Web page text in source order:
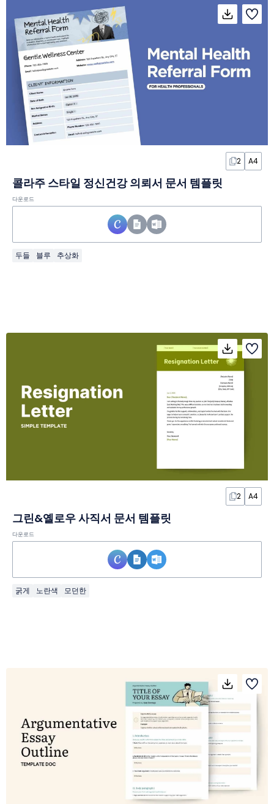
2 A4
콜라주 스타일 정신건강 의뢰서 문서 템플릿
다운로드
두들 블루 추상화
2 A4
그린&옐로우 사직서 문서 템플릿
다운로드
굵게 노란색 모던한